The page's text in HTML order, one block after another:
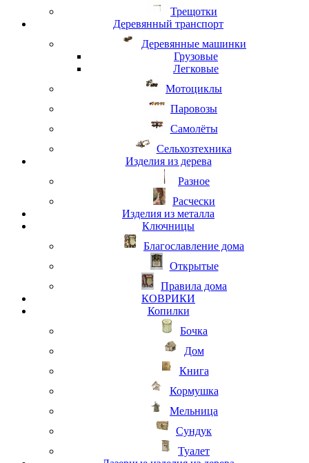
Трещотки
Деревянный транспорт
Деревянные машинки
Грузовые
Легковые
Мотоциклы
Паровозы
Самолёты
Сельхозтехника
Изделия из дерева
Разное
Расчески
Изделия из металла
Ключницы
Благославление дома
Открытые
Правила дома
КОВРИКИ
Копилки
Бочка
Дом
Книга
Кормушка
Мельница
Сундук
Туалет